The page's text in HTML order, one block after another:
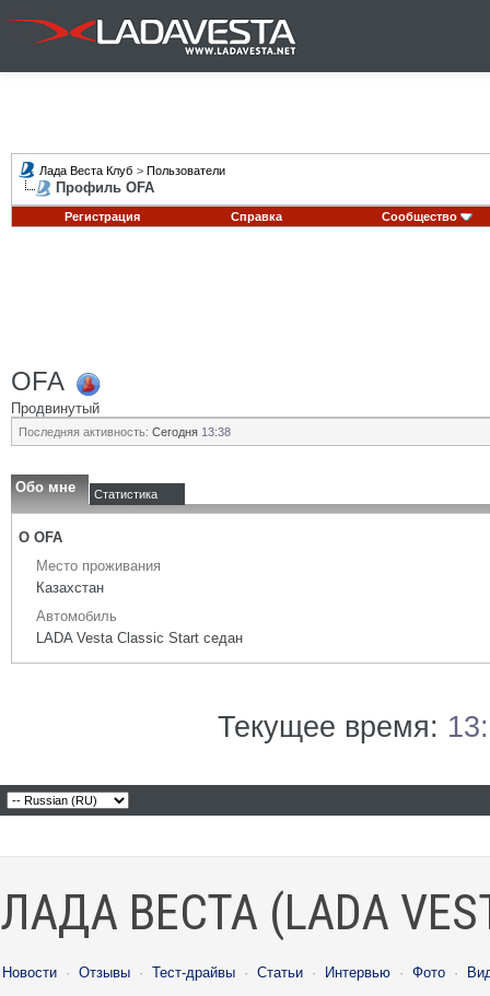
Лада Веста Клуб > Пользователи
Профиль OFA
Регистрация Справка Сообщество
OFA
Продвинутый
Последняя активность: Сегодня 13:38
Обо мне Статистика
О OFA
Место проживания
Казахстан
Автомобиль
LADA Vesta Classic Start седан
Текущее время:
ЛАДА ВЕСТА (LADA
Новости · Отзывы · Тест-драйвы · Статьи · Интервью · Фото ·